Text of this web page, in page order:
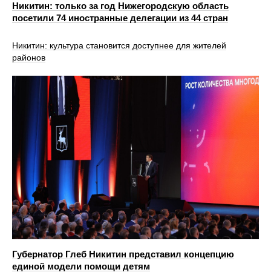
Никитин: только за год Нижегородскую область
посетили 74 иностранные делегации из 44 стран
Никитин: культура становится доступнее для жителей
районов
Губернатор Глеб Никитин представил концепцию
единой модели помощи детям